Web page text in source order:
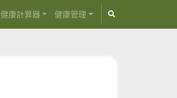
健康計算器 健康管理